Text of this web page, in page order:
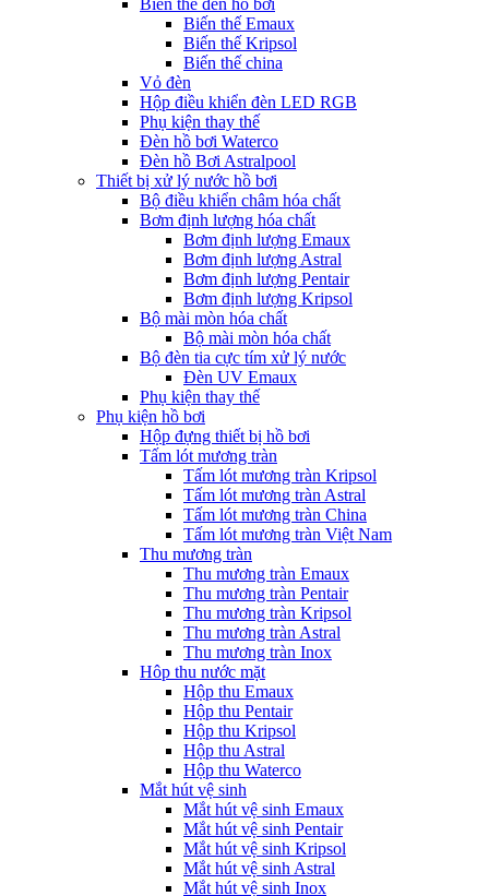
Biến thế đèn hồ bơi
Biến thế Emaux
Biến thế Kripsol
Biến thế china
Vỏ đèn
Hộp điều khiển đèn LED RGB
Phụ kiện thay thế
Đèn hồ bơi Waterco
Đèn hồ Bơi Astralpool
Thiết bị xử lý nước hồ bơi
Bộ điều khiển châm hóa chất
Bơm định lượng hóa chất
Bơm định lượng Emaux
Bơm định lượng Astral
Bơm định lượng Pentair
Bơm định lượng Kripsol
Bộ mài mòn hóa chất
Bộ mài mòn hóa chất
Bộ đèn tia cực tím xử lý nước
Đèn UV Emaux
Phụ kiện thay thế
Phụ kiện hồ bơi
Hộp đựng thiết bị hồ bơi
Tấm lót mương tràn
Tấm lót mương tràn Kripsol
Tấm lót mương tràn Astral
Tấm lót mương tràn China
Tấm lót mương tràn Việt Nam
Thu mương tràn
Thu mương tràn Emaux
Thu mương tràn Pentair
Thu mương tràn Kripsol
Thu mương tràn Astral
Thu mương tràn Inox
Hôp thu nước mặt
Hộp thu Emaux
Hộp thu Pentair
Hộp thu Kripsol
Hộp thu Astral
Hộp thu Waterco
Mắt hút vệ sinh
Mắt hút vệ sinh Emaux
Mắt hút vệ sinh Pentair
Mắt hút vệ sinh Kripsol
Mắt hút vệ sinh Astral
Mắt hút vệ sinh Inox